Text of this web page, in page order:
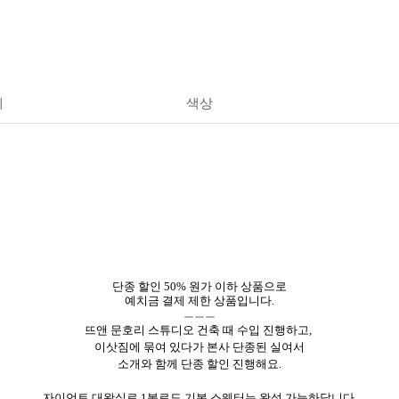
색상
단종 할인 50% 원가 이하 상품으로
예치금 결제 제한 상품입니다.
ㅡㅡㅡ
뜨앤 문호리 스튜디오 건축 때 수입 진행하고,
이삿짐에 묶여 있다가 본사 단종된 실여서
소개와 함께 단종 할인 진행해요.